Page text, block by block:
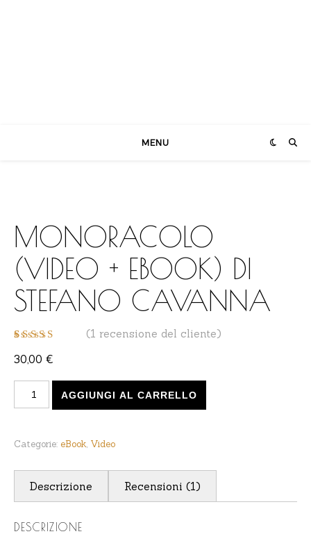
MENU
MONORACOLO
(VIDEO + EBOOK) DI
STEFANO CAVANNA
su 5 su base di
(1 recensione del cliente)
30,00 €
Monoracolo (Video + eBook) di Stefano Cavanna
AGGIUNGI AL CARRELLO
Categorie: eBook, Video
Descrizione Recensioni (1)
DESCRIZIONE